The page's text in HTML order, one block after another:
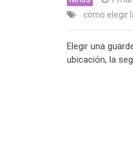
cómo elegir
Elegir una
ubicación, la